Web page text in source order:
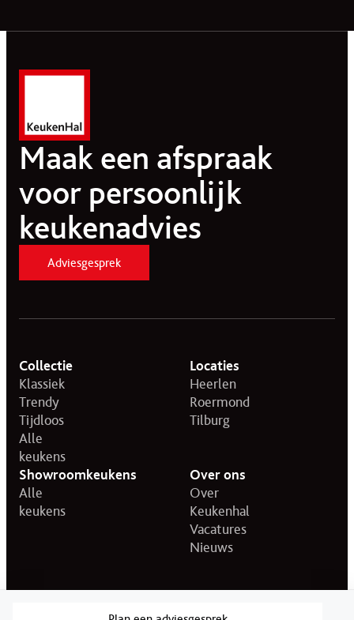
Maak een afspraak
voor persoonlijk
keukenadvies
Adviesgesprek
Collectie
Klassiek
Trendy
Tijdloos
Alle
keukens
Locaties
Heerlen
Roermond
Tilburg
Showroomkeukens
Alle
keukens
Over ons
Over
Keukenhal
Vacatures
Nieuws
Privacy statementDisclaimer